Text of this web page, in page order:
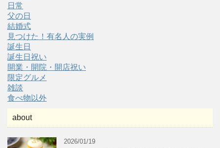
日常
父の日
結婚式
見つけた！有名人の実例
誕生日
誕生日祝い
開業・開院・開店祝い
限定グルメ
雑談
食べ物以外
about
2026/01/19